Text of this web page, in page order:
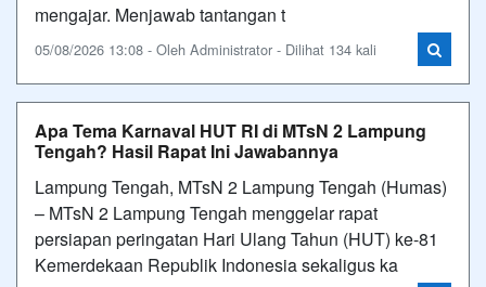
mengajar. Menjawab tantangan t
05/08/2026 13:08 - Oleh Administrator - Dilihat 134 kali
Apa Tema Karnaval HUT RI di MTsN 2 Lampung
Tengah? Hasil Rapat Ini Jawabannya
Lampung Tengah, MTsN 2 Lampung Tengah (Humas)
– MTsN 2 Lampung Tengah menggelar rapat
persiapan peringatan Hari Ulang Tahun (HUT) ke-81
Kemerdekaan Republik Indonesia sekaligus ka